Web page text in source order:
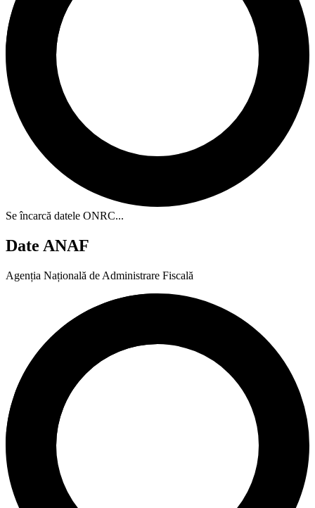
Se încarcă datele ONRC...
Date ANAF
Agenția Națională de Administrare Fiscală